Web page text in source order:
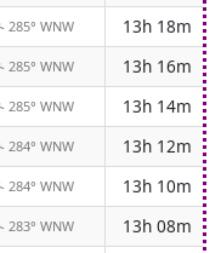
285° WNW
13h 18m
285° WNW
13h 16m
285° WNW
13h 14m
284° WNW
13h 12m
284° WNW
13h 10m
283° WNW
13h 08m